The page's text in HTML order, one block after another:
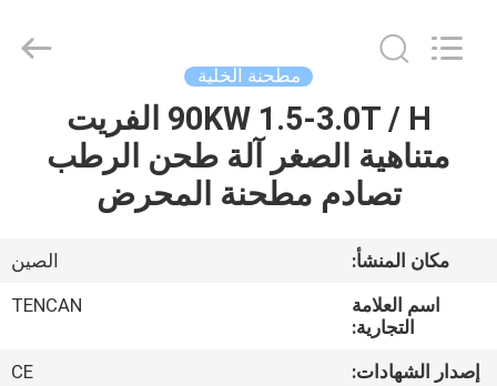
منزل،
بيت
معلومات
Technology
مطحنة الخلية
90KW 1.5-3.0T / H الفريت
متناهية الصغر آلة طحن الرطب
تصادم مطحنة المحرض
مكان المنشأ:
الصين
اسم العلامة
التجارية:
TENCAN
إصدار الشهادات:
CE